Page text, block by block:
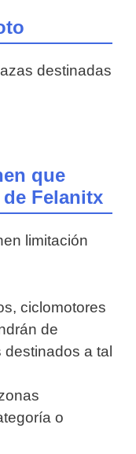
destinadas
que
Felanitx
limitación
ciclomotores
de
destinados a tal
o